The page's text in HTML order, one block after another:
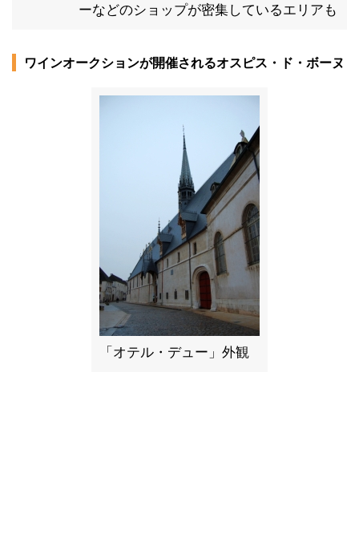
ーなどのショップが密集しているエリアも
ワインオークションが開催されるオスピス・ド・ボーヌ
「オテル・デュー」外観